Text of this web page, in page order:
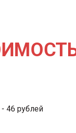
46 рублей